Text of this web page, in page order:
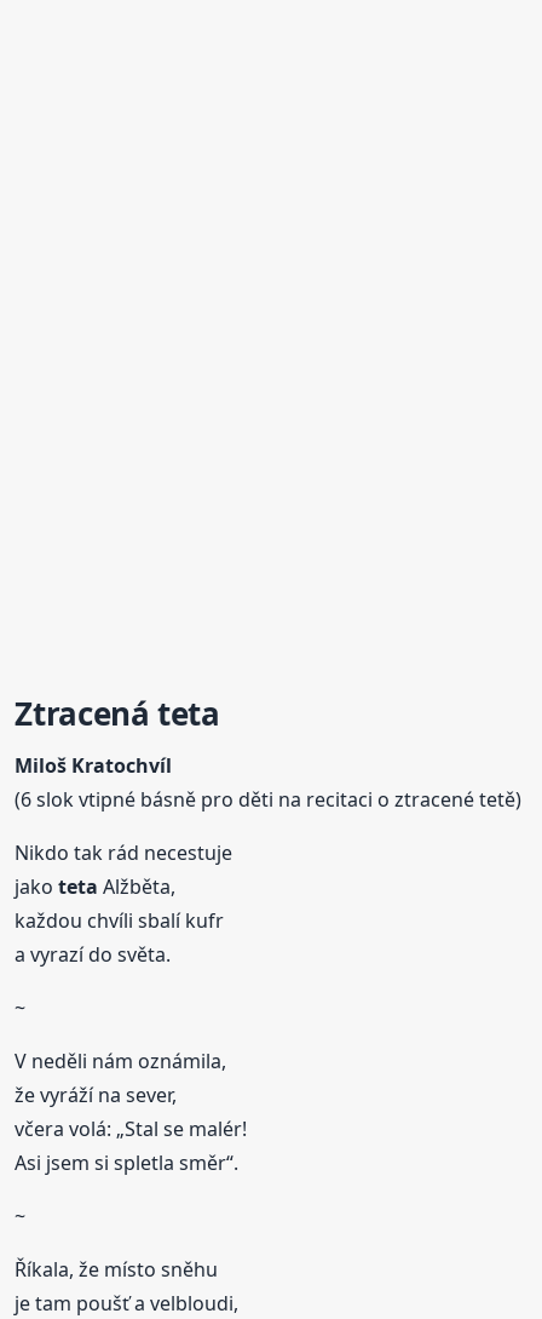
Ztracená teta
Miloš Kratochvíl
(6 slok vtipné básně pro děti na recitaci o ztracené tetě)
Nikdo tak rád necestuje
jakoteta Alžběta,
každou chvíli sbalí kufr
a vyrazí do světa.
~
V neděli nám oznámila,
že vyráží na sever,
včera volá: „Stal se malér!
Asi jsem si spletla směr“.
~
Říkala, že místo sněhu
je tam poušť a velbloudi,